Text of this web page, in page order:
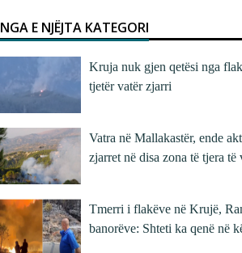
NGA E NJËJTA KATEGORI
Kruja nuk gjen qetësi nga
tjetër vatër zjarri
Vatra në Mallakastër, ende
zjarret në disa zona të tjera të
Tmerri i flakëve në Krujë,
banorëve: Shteti ka qenë në